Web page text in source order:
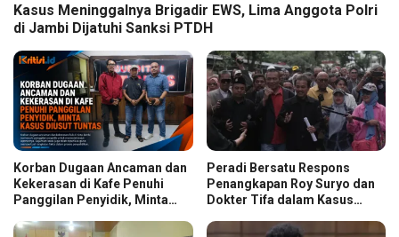
Kasus Meninggalnya Brigadir EWS, Lima Anggota Polri
di Jambi Dijatuhi Sanksi PTDH
Korban Dugaan Ancaman dan
Kekerasan di Kafe Penuhi
Panggilan Penyidik, Minta
Peradi Bersatu Respons
Penangkapan Roy Suryo dan
Dokter Tifa dalam Kasus